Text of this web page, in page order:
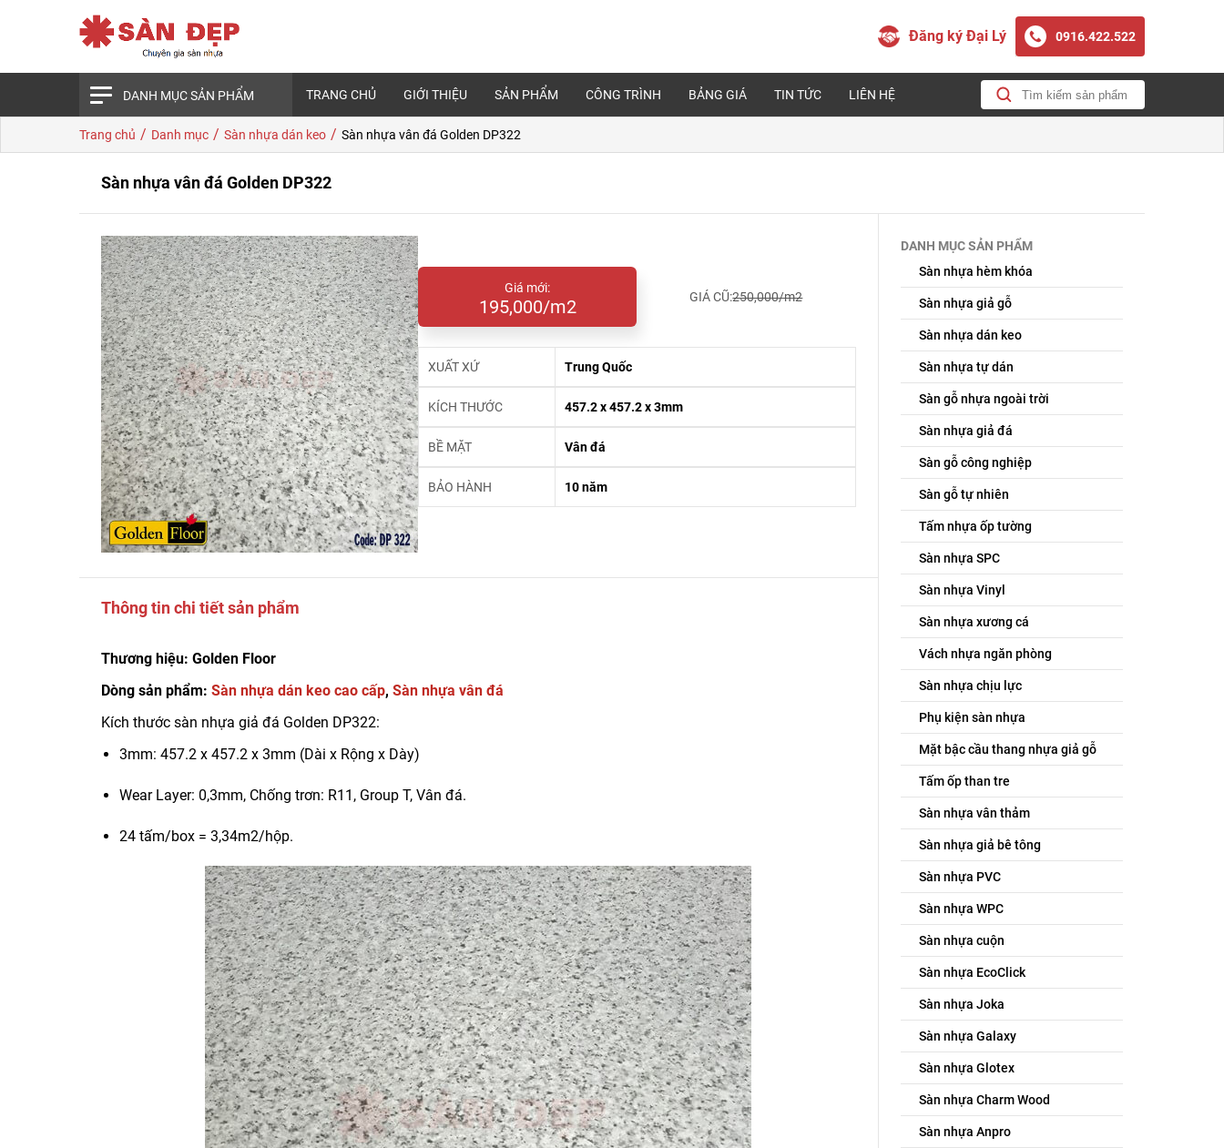
Đăng ký Đại Lý 0916.422.522
DANH MỤC SẢN PHẨM TRANG CHỦ GIỚI THIỆU SẢN PHẨM CÔNG TRÌNH BẢNG GIÁ TIN TỨC LIÊN HỆ
Trang chủ / Danh mục / Sàn nhựa dán keo / Sàn nhựa vân đá Golden DP322
Sàn nhựa vân đá Golden DP322
Giá mới:
195,000/m2 GIÁ CŨ:250,000/m2
XUẤT XỨ Trung Quốc
KÍCH THƯỚC 457.2 x 457.2 x 3mm
BỀ MẶT Vân đá
BẢO HÀNH 10 năm
Thông tin chi tiết sản phẩm
Thương hiệu: Golden Floor
Dòng sản phẩm: Sàn nhựa dán keo cao cấp, Sàn nhựa vân đá
Kích thước sàn nhựa giả đá Golden DP322:
3mm: 457.2 x 457.2 x 3mm (Dài x Rộng x Dày)
Wear Layer: 0,3mm, Chống trơn: R11, Group T, Vân đá.
24 tấm/box = 3,34m2/hộp.
DANH MỤC SẢN PHẨM
Sàn nhựa hèm khóa
Sàn nhựa giả gỗ
Sàn nhựa dán keo
Sàn nhựa tự dán
Sàn gỗ nhựa ngoài trời
Sàn nhựa giả đá
Sàn gỗ công nghiệp
Sàn gỗ tự nhiên
Tấm nhựa ốp tường
Sàn nhựa SPC
Sàn nhựa Vinyl
Sàn nhựa xương cá
Vách nhựa ngăn phòng
Sàn nhựa chịu lực
Phụ kiện sàn nhựa
Mặt bậc cầu thang nhựa giả gỗ
Tấm ốp than tre
Sàn nhựa vân thảm
Sàn nhựa giả bê tông
Sàn nhựa PVC
Sàn nhựa WPC
Sàn nhựa cuộn
Sàn nhựa EcoClick
Sàn nhựa Joka
Sàn nhựa Galaxy
Sàn nhựa Glotex
Sàn nhựa Charm Wood
Sàn nhựa Anpro